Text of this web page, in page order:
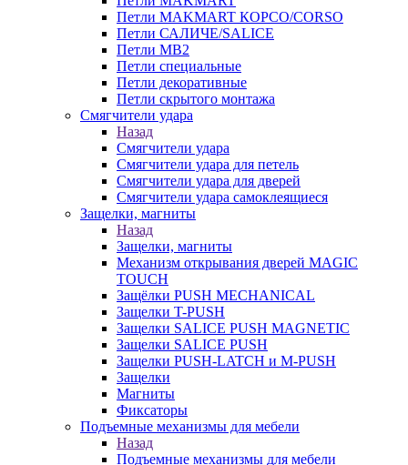
Петли MAKMART КОРСО/CORSO
Петли САЛИЧЕ/SALICE
Петли MB2
Петли специальные
Петли декоративные
Петли скрытого монтажа
Смягчители удара
Назад
Смягчители удара
Смягчители удара для петель
Смягчители удара для дверей
Cмягчители удара самоклеящиеся
Защелки, магниты
Назад
Защелки, магниты
Механизм открывания дверей MAGIC
TOUCH
Защёлки PUSH MECHANICAL
Защелки T-PUSH
Защелки SALICE PUSH MAGNETIC
Защелки SALICE PUSH
Защелки PUSH-LATCH и M-PUSH
Защелки
Магниты
Фиксаторы
Подъемные механизмы для мебели
Назад
Подъемные механизмы для мебели